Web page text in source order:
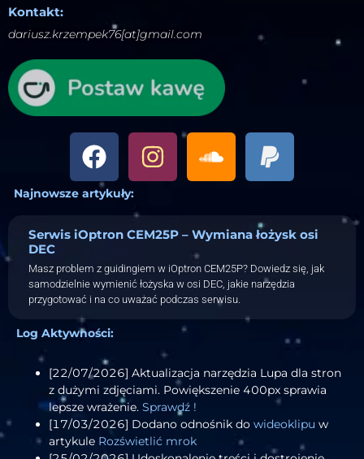
Kontakt:
dariusz.krzempek76[at]gmail.com
Najnowsze artykuły:
Serwis iOptron CEM25P – Wymiana łożysk osi
DEC
Masz problem z guidingiem w iOptron CEM25P? Dowiedz się, jak
samodzielnie wymienić łożyska w osi DEC, jakie narzędzia
przygotować i na co uważać podczas serwisu.
Log Aktywności:
[22/07/2026] Aktualizacja narzędzia Lupa dla stron
z dużymi zdjęciami. Powiększenie 400px sprawia
lepsze wrażenie. Sprawdź !
[17/03/2026] Dodano odnośnik do wideoklipu w
artykule Rozświetlić mrok